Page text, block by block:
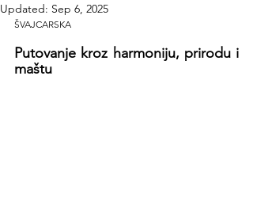
Updated: Sep 6, 2025
ŠVAJCARSKA
Putovanje kroz harmoniju, prirodu i
maštu